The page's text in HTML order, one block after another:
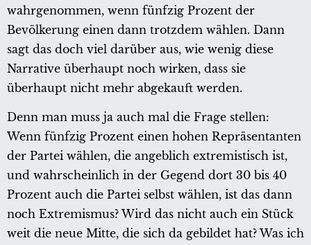
wahrgenommen, wenn fünfzig Prozent der
Bevölkerung einen dann trotzdem wählen. Dann
sagt das doch viel darüber aus, wie wenig diese
Narrative überhaupt noch wirken, dass sie
überhaupt nicht mehr abgekauft werden.
Denn man muss ja auch mal die Frage stellen:
Wenn fünfzig Prozent einen hohen Repräsentanten
der Partei wählen, die angeblich extremistisch ist,
und wahrscheinlich in der Gegend dort 30 bis 40
Prozent auch die Partei selbst wählen, ist das dann
noch Extremismus? Wird das nicht auch ein Stück
weit die neue Mitte, die sich da gebildet hat? Was ich